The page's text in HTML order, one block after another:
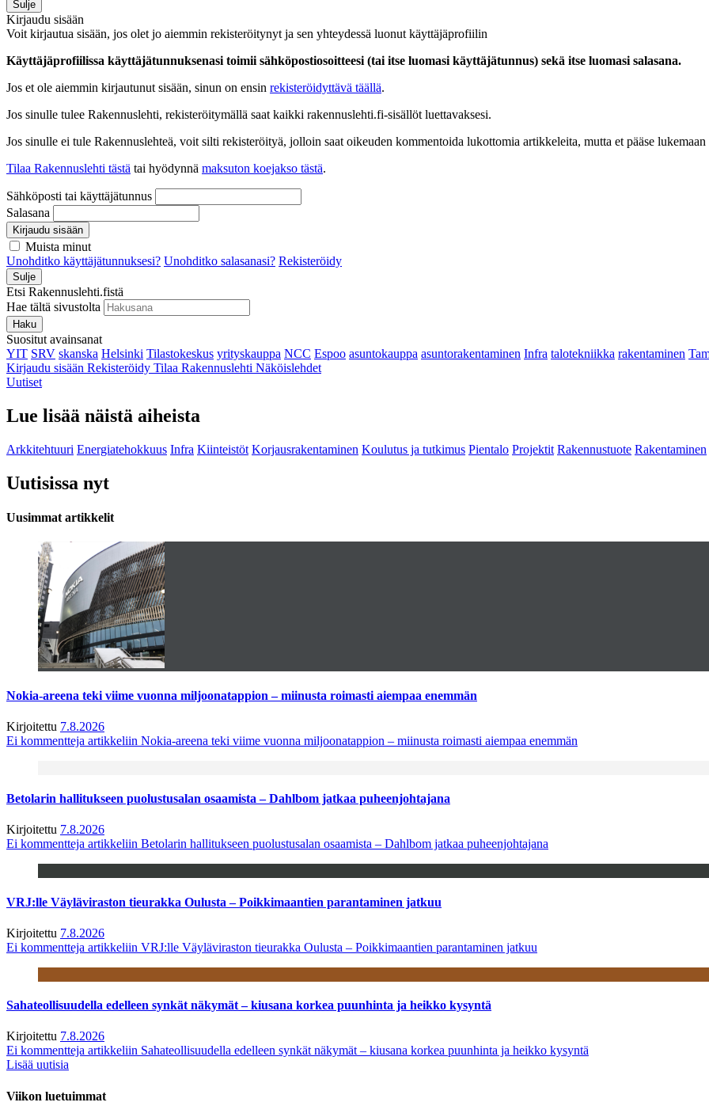
Sulje
Kirjaudu sisään
Voit kirjautua sisään, jos olet jo aiemmin rekisteröitynyt ja sen yhteydessä luonut käyttäjäprofiilin
Käyttäjäprofiilissa käyttäjätunnuksenasi toimii sähköpostiosoitteesi (tai itse luomasi käyttäjätunnus) sekä itse luomasi salasana.
Jos et ole aiemmin kirjautunut sisään, sinun on ensin rekisteröidyttävä täällä.
Jos sinulle tulee Rakennuslehti, rekisteröitymällä saat kaikki rakennuslehti.fi-sisällöt luettavaksesi.
Jos sinulle ei tule Rakennuslehteä, voit silti rekisteröityä, jolloin saat oikeuden kommentoida lukottomia artikkeleita, mutta et pääse
Tilaa Rakennuslehti tästä tai hyödynnä maksuton koejakso tästä.
Sähköposti tai käyttäjätunnus
Salasana
Kirjaudu sisään
Muista minut
Unohditko käyttäjätunnuksesi? Unohditko salasanasi? Rekisteröidy
Sulje
Etsi Rakennuslehti.fistä
Hae tältä sivustolta
Haku
Suositut avainsanat
YIT SRV skanska Helsinki Tilastokeskus yrityskauppa NCC Espoo asuntokauppa asuntorakentaminen Infra talotekniikka rakentaminen
Kirjaudu sisään Rekisteröidy Tilaa Rakennuslehti Näköislehdet
Uutiset
Lue lisää näistä aiheista
Arkkitehtuuri Energiatehokkuus Infra Kiinteistöt Korjausrakentaminen Koulutus ja tutkimus Pientalo Projektit Rakennustuote Rakentaminen
Uutisissa nyt
Uusimmat artikkelit
Nokia-areena teki viime vuonna miljoonatappion – miinusta roimasti aiempaa enemmän
Kirjoitettu 7.8.2026
Ei kommentteja artikkeliin Nokia-areena teki viime vuonna miljoonatappion – miinusta roimasti aiempaa enemmän
Betolarin hallitukseen puolustusalan osaamista – Dahlbom jatkaa puheenjohtajana
Kirjoitettu 7.8.2026
Ei kommentteja artikkeliin Betolarin hallitukseen puolustusalan osaamista – Dahlbom jatkaa puheenjohtajana
VRJ:lle Väyläviraston tieurakka Oulusta – Poikkimaantien parantaminen jatkuu
Kirjoitettu 7.8.2026
Ei kommentteja artikkeliin VRJ:lle Väyläviraston tieurakka Oulusta – Poikkimaantien parantaminen jatkuu
Sahateollisuudella edelleen synkät näkymät – kiusana korkea puunhinta ja heikko kysyntä
Kirjoitettu 7.8.2026
Ei kommentteja artikkeliin Sahateollisuudella edelleen synkät näkymät – kiusana korkea puunhinta ja heikko kysyntä
Lisää uutisia
Viikon luetuimmat